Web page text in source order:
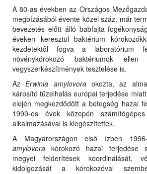
A 80-as években az Országos
megbízásából évente közel száz, már
bevezetés előtt álló babfajta
éveken keresztül baktérium
kezdetektől fogva a laboratórium
növénykórokozó baktériumok
vegyszerkészítmények tesztelése is.
AzErwinia amylovoraokozta, az
károsító tűzelhalás európai terjedése
elején megkezdődött a betegség hazai
1990-es évek közepén
alkalmazásával is kiegészítettek.
A Magyarországon első ízben
amylovora kórokozó hazai terjedése
megyei felderítések koordinálását,
kidolgozását a kórokozóval